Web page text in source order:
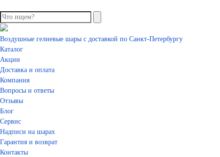
Воздушные гелиевые шары с доставкой по Санкт-Петербургу
Каталог
Акции
Доставка и оплата
Компания
Вопросы и ответы
Отзывы
Блог
Сервис
Надписи на шарах
Гарантия и возврат
Контакты